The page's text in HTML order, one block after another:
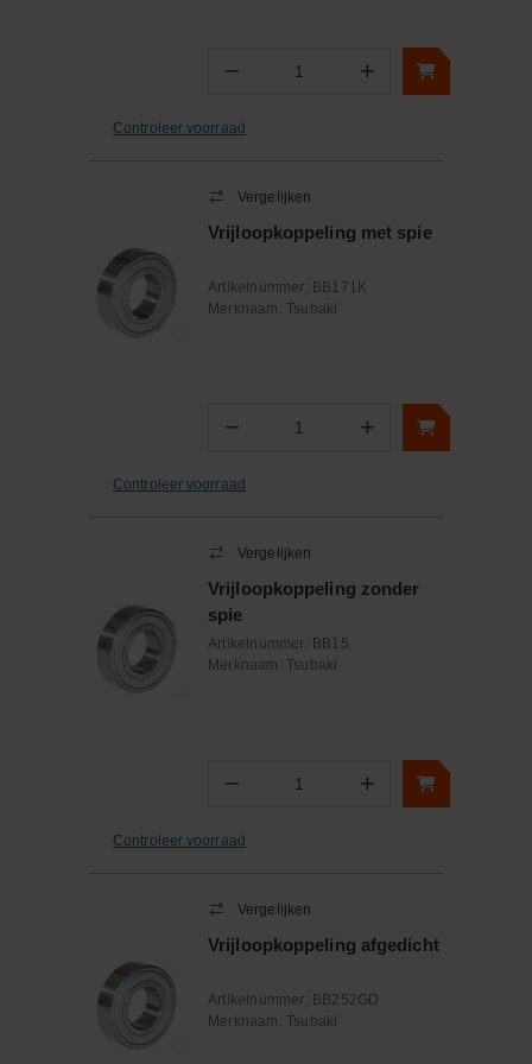
− Aantal +
Controleer voorraad
Vergelijken
Vrijloopkoppeling met spie
Artikelnummer: BB171K
Merknaam: Tsubaki
− Aantal +
Controleer voorraad
Vergelijken
Vrijloopkoppeling zonder
spie
Artikelnummer: BB15
Merknaam: Tsubaki
− Aantal +
Controleer voorraad
Vergelijken
Vrijloopkoppeling afgedicht
Artikelnummer: BB252GD
Merknaam: Tsubaki